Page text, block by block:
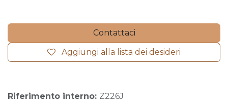
Contattaci
Aggiungi alla lista dei desideri
Riferimento interno: Z226J